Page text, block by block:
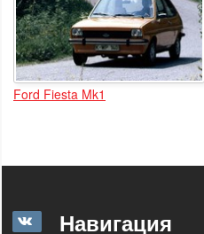
Ford Fiesta Mk1
Навигация